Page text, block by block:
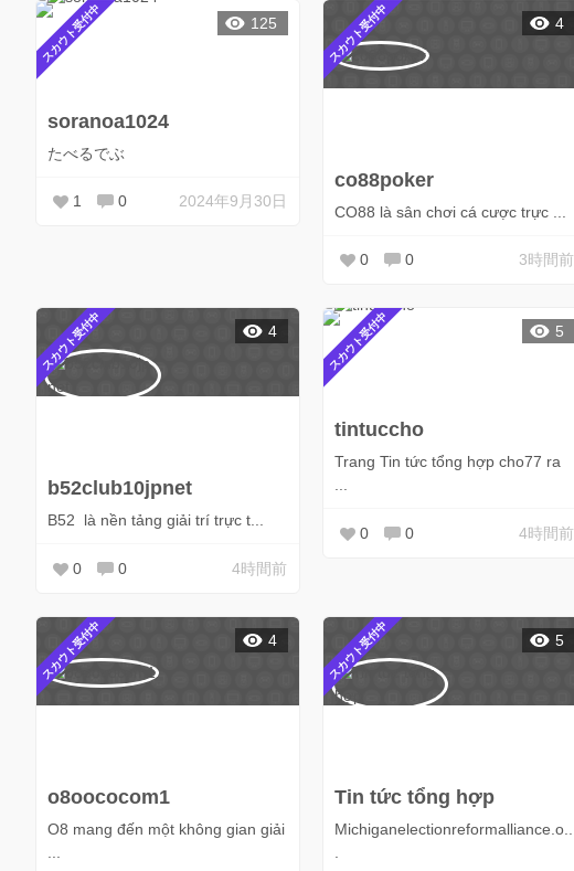
スカウト受付中
soranoa1024
たべるでぶ
125
1 0 2024年9月30日
スカウト受付中
co88poker
CO88 là sân chơi cá cược trực ...
4
0 0 3時間前
スカウト受付中
b52club10jpnet
B52 là nền tảng giải trí trực t...
4
0 0 4時間前
スカウト受付中
tintuccho
Trang Tin tức tổng hợp cho77 ra
...
5
0 0 4時間前
スカウト受付中
o8oococom1
O8 mang đến một không gian giải
4 スカウト受付中
Tin tức tổng hợp
Michiganelectionreformalliance.o..
5